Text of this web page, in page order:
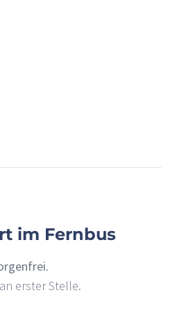
im Fernbus
.
erster Stelle.